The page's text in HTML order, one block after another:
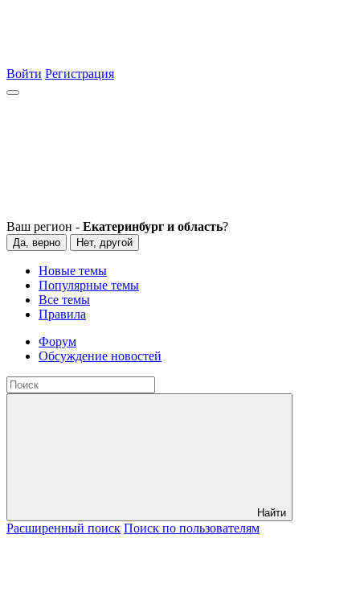
Войти Регистрация
Ваш регион - Екатеринбург и область?
Да, верно Нет, другой
Новые темы
Популярные темы
Все темы
Правила
Форум
Обсуждение новостей
Найти
Расширенный поиск Поиск по пользователям